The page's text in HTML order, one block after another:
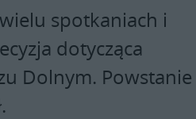
spotkaniach i
dotycząca
Dolnym. Powstanie